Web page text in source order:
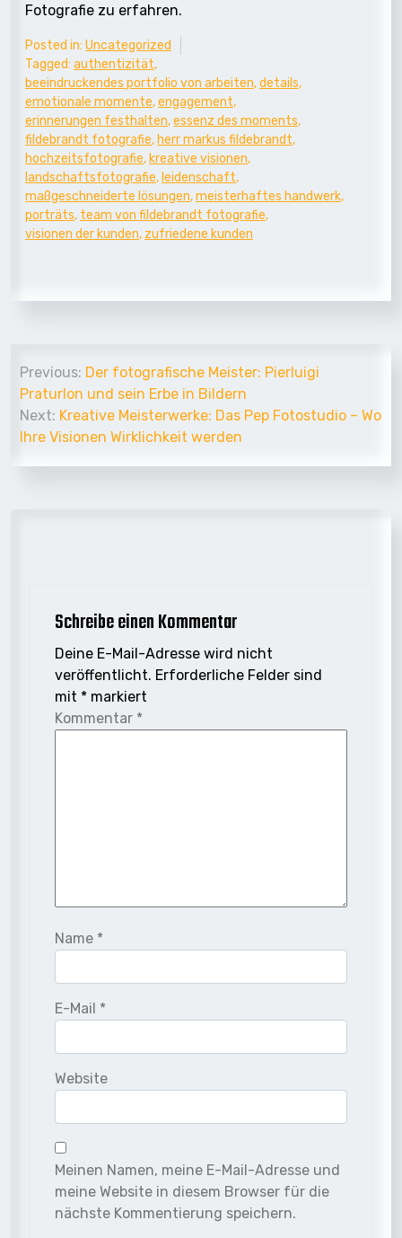
Fotografie zu erfahren.
Posted in: Uncategorized
Tagged: authentizität,
beeindruckendes portfolio von arbeiten,details,
emotionale momente,engagement,
erinnerungen festhalten,essenz des moments,
fildebrandt fotografie, herr markus fildebrandt,
hochzeitsfotografie, kreative visionen,
landschaftsfotografie, leidenschaft,
maßgeschneiderte lösungen,meisterhaftes handwerk,
porträts, team von fildebrandt fotografie,
visionen der kunden, zufriedene kunden
Beitrags-
Navigation
Previous: Der fotografische Meister: Pierluigi
Praturlon und sein Erbe in Bildern
Next: Kreative Meisterwerke: Das Pep Fotostudio – Wo
Ihre Visionen Wirklichkeit werden
Schreibe einen Kommentar
Deine E-Mail-Adresse wird nicht
veröffentlicht. Erforderliche Felder sind
mit * markiert
Kommentar *
Name *
E-Mail *
Website
Meinen Namen, meine E-Mail-Adresse und
meine Website in diesem Browser für die
nächste Kommentierung speichern.